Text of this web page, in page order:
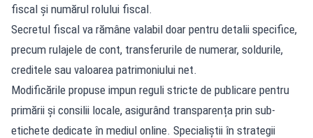
fiscal și numărul rolului fiscal.
Secretul fiscal va rămâne valabil doar pentru detalii specifice,
precum rulajele de cont, transferurile de numerar, soldurile,
creditele sau valoarea patrimoniului net.
Modificările propuse impun reguli stricte de publicare pentru
primării și consilii locale, asigurând transparența prin sub-
etichete dedicate în mediul online. Specialiștii în strategii